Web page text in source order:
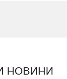
НОВИНИ